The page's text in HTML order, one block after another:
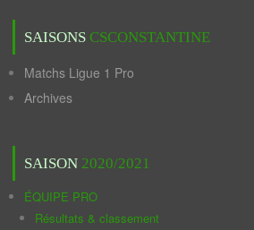
SAISONS CSCONSTANTINE
Matchs Ligue 1 Pro
Archives
SAISON 2020/2021
ÉQUIPE PRO
Résultats & classement